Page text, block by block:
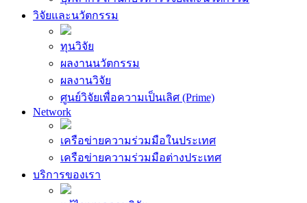
วิจัยและนวัตกรรม
ทุนวิจัย
ผลงานนวัตกรรม
ผลงานวิจัย
ศูนย์วิจัยเพื่อความเป็นเลิศ (Prime)
Network
เครือข่ายความร่วมมือในประเทศ
เครือข่ายความร่วมมือต่างประเทศ
บริการของเรา